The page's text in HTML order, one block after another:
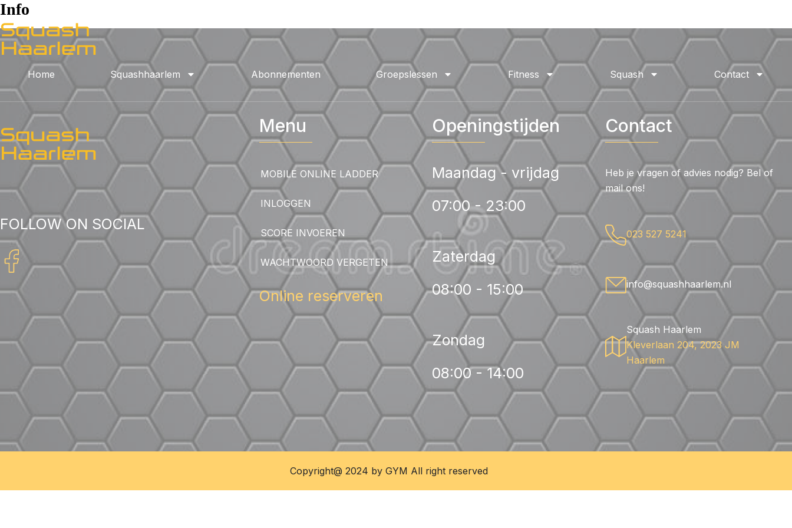
Home Squashhaarlem Abonnementen Groepslessen Fitness Squash Contact
Info
FOLLOW ON SOCIAL
Menu
MOBILE ONLINE LADDER
INLOGGEN
SCORE INVOEREN
WACHTWOORD VERGETEN
Online reserveren
Openingstijden
Maandag - vrijdag
07:00 - 23:00
Zaterdag
08:00 - 15:00
Zondag
08:00 - 14:00
Contact
Heb je vragen of advies nodig? Bel of
mail ons!
023 527 5241
info@squashhaarlem.nl
Squash Haarlem
Kleverlaan 204, 2023 JM
Haarlem
Copyright@ 2024 by GYM All right reserved